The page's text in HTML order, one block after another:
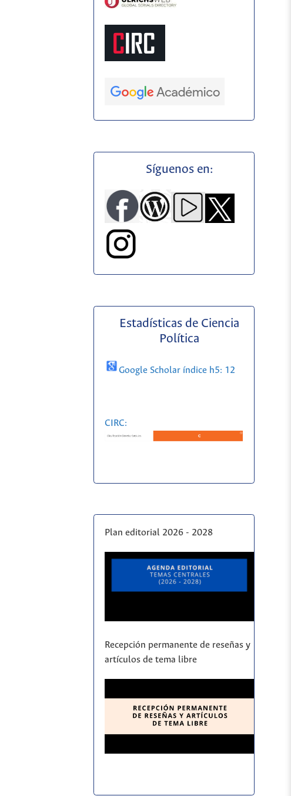
Síguenos en:
Estadísticas de Ciencia
Política
Google Scholar índice h5: 12
CIRC:
Plan editorial 2026 - 2028
Recepción permanente de reseñas y
artículos de tema libre